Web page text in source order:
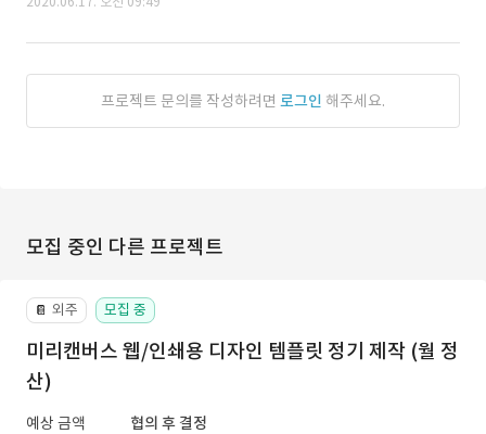
프로젝트 문의를 작성하려면 로그인 해주세요.
모집 중인 다른 프로젝트
📔 외주 모집 중
미리캔버스 웹/인쇄용 디자인 템플릿 정기 제작 (월 정
산)
예상 금액
협의 후 결정